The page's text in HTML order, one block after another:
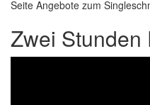
Seite Angebote zum
Zwei Stunden